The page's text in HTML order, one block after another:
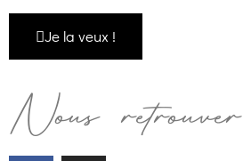
Je la veux !
Nous retrouver